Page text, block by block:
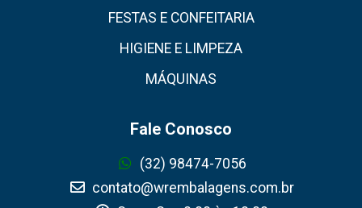
FESTAS E CONFEITARIA
HIGIENE E LIMPEZA
MÁQUINAS
Fale Conosco
(32) 98474-7056
contato@wrembalagens.com.br